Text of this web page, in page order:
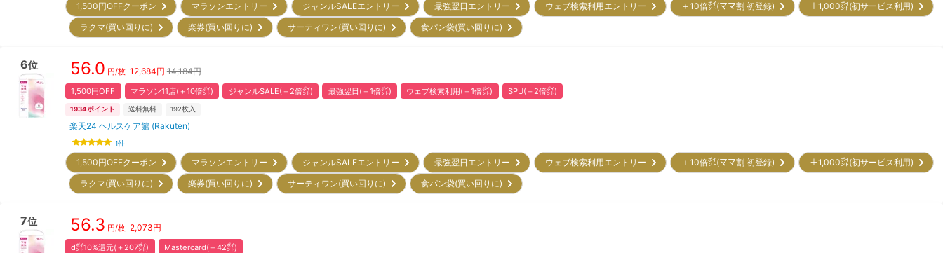
1,500円OFFクーポン マラソンエントリー ジャンルSALEエントリー 最強翌日エントリー ウェブ検索利用エントリー ＋10倍㌽(ママ割 初登録)
＋1,000㌽(初サービス利用)
ラクマ(買い回りに)
楽券(買い回りに) サーティワン(買い回りに) 食パン袋(買い回りに)
6位 56.0 円/枚 12,684円 14,184円
1,500円OFF マラソン11店(＋10倍㌽) ジャンルSALE(＋2倍㌽) 最強翌日(＋1倍㌽) ウェブ検索利用(＋1倍㌽) SPU(＋2倍㌽)
1934ポイント 送料無料 192枚入
楽天24 ヘルスケア館 (Rakuten)
1件
1,500円OFFクーポン マラソンエントリー ジャンルSALEエントリー 最強翌日エントリー ウェブ検索利用エントリー ＋10倍㌽(ママ割 初登録)
＋1,000㌽(初サービス利用)
ラクマ(買い回りに)
楽券(買い回りに) サーティワン(買い回りに) 食パン袋(買い回りに)
7位 56.3 円/枚 2,073円
d㌽10%還元(＋207㌽) Mastercard(＋42㌽)